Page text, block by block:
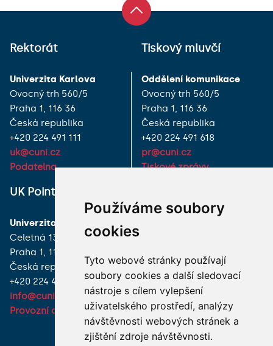
Používáme soubory
cookies
Tyto webové stránky používají
soubory cookies a další sledovací
nástroje s cílem vylepšení
uživatelského prostředí, analýzy
návštěvnosti webových stránek a
zjištění zdroje návštěvnosti.
Rektorát
Univerzita Karlova
Ovocný trh 560/5
Praha 1, 116 36
Česká republika
+420 224 491 111
uk@cuni.cz
Podatelna
Tiskový mluvčí
Oddělení komunikace
Ovocný trh 560/5
Praha 1, 116 36
Česká republika
+420 224 491 618
pr@cuni.cz
Tiskové zprávy
UK Point
Univerzita Karlova
Celetná 13
Praha 1, 116 36
Česká republika
+420 224 491 850
info@cuni.cz
Provozní doba a kontakty
JAK K NÁM?